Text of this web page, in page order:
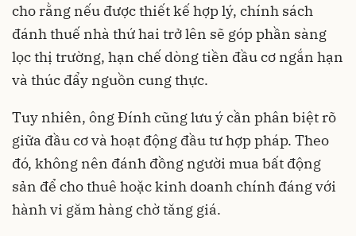
cho rằng nếu được thiết kế hợp lý, chính sách
đánh thuế nhà thứ hai trở lên sẽ góp phần sàng
lọc thị trường, hạn chế dòng tiền đầu cơ ngắn hạn
và thúc đẩy nguồn cung thực.
Tuy nhiên, ông Đính cũng lưu ý cần phân biệt rõ
giữa đầu cơ và hoạt động đầu tư hợp pháp. Theo
đó, không nên đánh đồng người mua bất động
sản để cho thuê hoặc kinh doanh chính đáng với
hành vi găm hàng chờ tăng giá.